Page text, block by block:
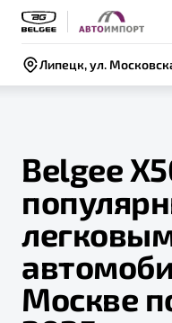
Липецк, ул.
Новый
X50+
ВЫБОР И ПОКУПКА
Автомобили в наличии
Спецпредложения и
СЕРВИС
Записаться на сервис
Руководство по
О
СОБЫТИЯ
Новости
Контакты
Belgee
Москве